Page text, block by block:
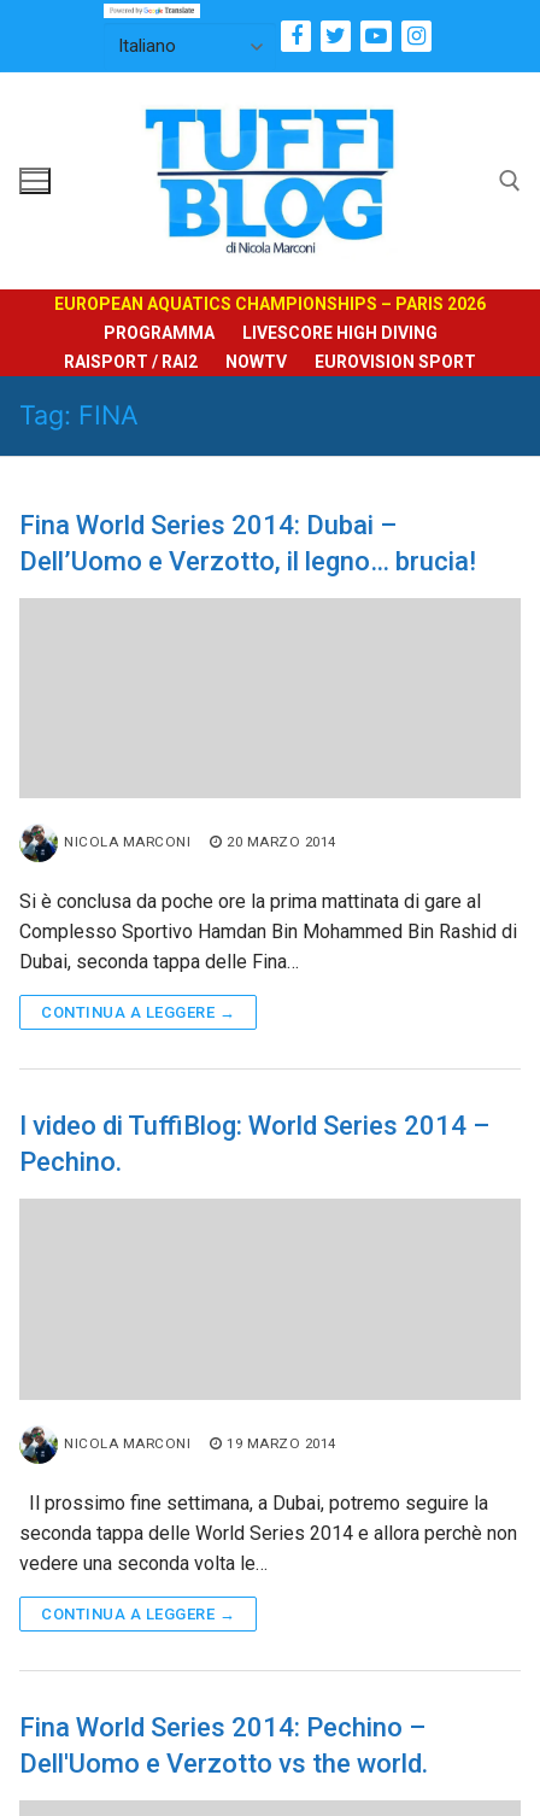
contenuto
EUROPEAN AQUATICS CHAMPIONSHIPS – PARIS 2026
PROGRAMMA
LIVESCORE HIGH DIVING
RAISPORT / RAI2
NOWTV EUROVISION SPORT
Tag: FINA
Fina World Series 2014: Dubai –
Dell’Uomo e Verzotto, il legno… brucia!
NICOLA MARCONI 20 MARZO 2014
Si è conclusa da poche ore la prima mattinata di gare al
Complesso Sportivo Hamdan Bin Mohammed Bin Rashid di
Dubai, seconda tappa delle Fina…
CONTINUA A LEGGERE →
I video di TuffiBlog: World Series 2014 –
Pechino.
NICOLA MARCONI 19 MARZO 2014
Il prossimo fine settimana, a Dubai, potremo seguire la
seconda tappa delle World Series 2014 e allora perchè non
vedere una seconda volta le…
CONTINUA A LEGGERE →
Fina World Series 2014: Pechino –
Dell'Uomo e Verzotto vs the world.